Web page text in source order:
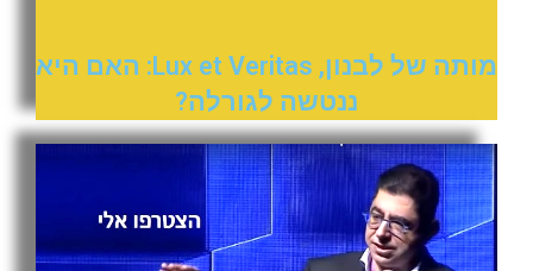
מותה של לבנון, Lux et Veritas: האם היא
ננטשה לגורלה?